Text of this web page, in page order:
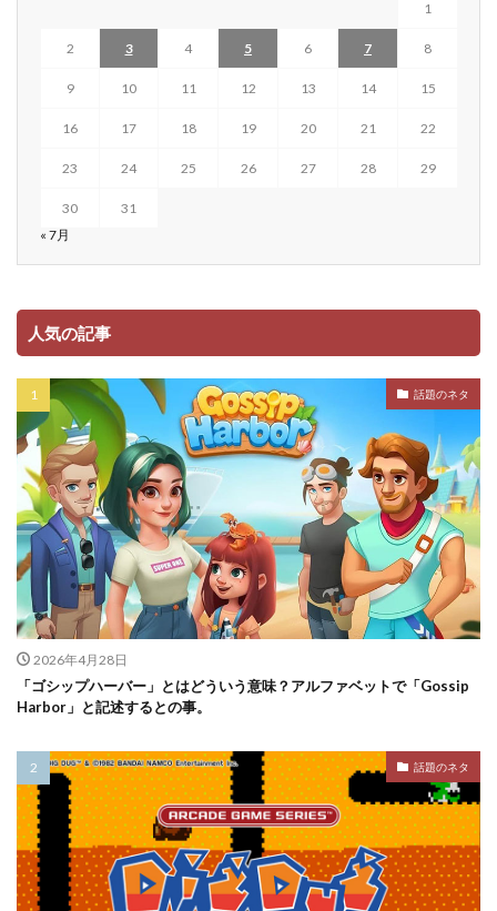
1
2 3 4 5 6 7 8
9 10 11 12 13 14 15
16 17 18 19 20 21 22
23 24 25 26 27 28 29
30
31
« 7月
人気の記事
話題のネタ
2026年4月28日
「ゴシップハーバー」とはどういう意味？アルファベットで「Gossip
Harbor」と記述するとの事。
話題のネタ